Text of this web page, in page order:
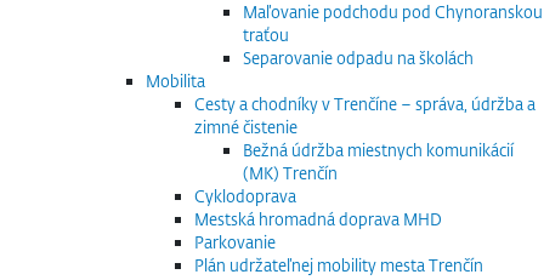
Maľovanie podchodu pod Chynoranskou
traťou
Separovanie odpadu na školách
Mobilita
Cesty a chodníky v Trenčíne – správa, údržba a
zimné čistenie
Bežná údržba miestnych komunikácií
(MK) Trenčín
Cyklodoprava
Mestská hromadná doprava MHD
Parkovanie
Plán udržateľnej mobility mesta Trenčín